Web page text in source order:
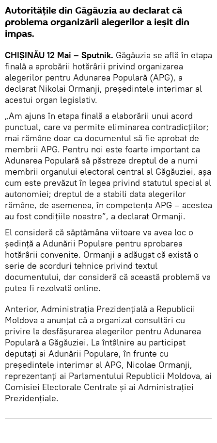
Autoritățile din Găgăuzia au declarat că
problema organizării alegerilor a ieșit din
impas.
CHIȘINĂU 12 Mai – Sputnik. Găgăuzia se află în etapa
finală a aprobării hotărârii privind organizarea
alegerilor pentru Adunarea Populară (APG), a
declarat Nikolai Ormanji, președintele interimar al
acestui organ legislativ.
„Am ajuns în etapa finală a elaborării unui acord
punctual, care va permite eliminarea contradicțiilor;
mai rămâne doar ca documentul să fie aprobat de
membrii APG. Pentru noi este foarte important ca
Adunarea Populară să păstreze dreptul de a numi
membrii organului electoral central al Găgăuziei, așa
cum este prevăzut în legea privind statutul special al
autonomiei; dreptul de a stabili data alegerilor
rămâne, de asemenea, în competența APG – acestea
au fost condițiile noastre”, a declarat Ormanji.
El consideră că săptămâna viitoare va avea loc o
ședință a Adunării Populare pentru aprobarea
hotărârii convenite. Ormanji a adăugat că există o
serie de acorduri tehnice privind textul
documentului, dar consideră că această problemă va
putea fi rezolvată online.
Anterior, Administrația Prezidențială a Republicii
Moldova a anunțat că a organizat consultări cu
privire la desfășurarea alegerilor pentru Adunarea
Populară a Găgăuziei. La întâlnire au participat
deputați ai Adunării Populare, în frunte cu
președintele interimar al APG, Nicolae Ormanji,
reprezentanți ai Parlamentului Republicii Moldova, ai
Comisiei Electorale Centrale și ai Administrației
Prezidențiale.